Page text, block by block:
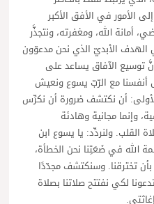
الأمور في الأفق الأكبر
أمانة الله، ومغفرته، ونتجذَّر
الأبديّ الذي نحن مدعوّون
توسيع الآفاق يساعد على
أنفسنا مع الرّبّ يسوع ونعيش
للأولى: أن نكتشف ضرورة أن نكرِّس
وإنما مجانية وهادئة
القلب. ولنردِّد: يا يسوع ابن
الله في ضَعَتِنا نحن الخطأة،
تخترقنا. وسنكتشف مجدّدًا
لكي نفتتح صلاتنا بصلاة